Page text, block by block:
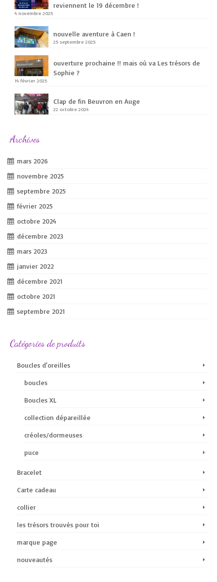
reviennent le 19 décembre !
4 novembre 2025
nouvelle aventure à Caen !
25 septembre 2025
ouverture prochaine !! mais où va Les trésors de
Sophie ?
14 février 2025
Clap de fin Beuvron en Auge
22 octobre 2024
Archives
mars 2026
novembre 2025
septembre 2025
février 2025
octobre 2024
décembre 2023
mars 2023
janvier 2022
décembre 2021
octobre 2021
septembre 2021
Catégories de produits
Boucles d'oreilles
boucles
Boucles XL
collection dépareillée
créoles/dormeuses
puce
Bracelet
Carte cadeau
collier
les trésors trouvés pour toi
marque page
nouveautés